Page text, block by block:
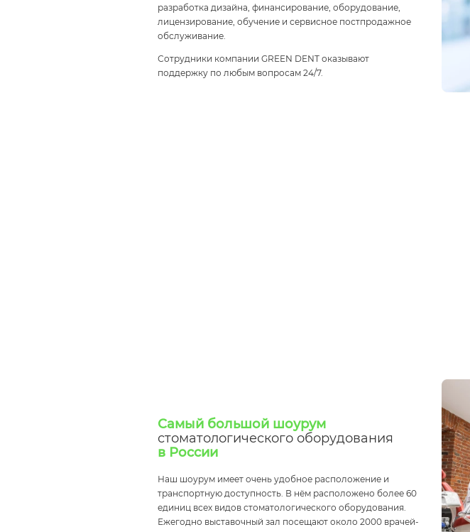
разработка дизайна, финансирование, оборудование,
лицензирование, обучение и сервисное постпродажное
обслуживание.
Сотрудники компании GREEN DENT оказывают
поддержку по любым вопросам 24/7.
Самый большой шоурум
стоматологического оборудования
в России
Наш шоурум имеет очень удобное расположение и
транспортную доступность. В нём расположено более 60
единиц всех видов стоматологического оборудования.
Ежегодно выставочный зал посещают около 2000 врачей-